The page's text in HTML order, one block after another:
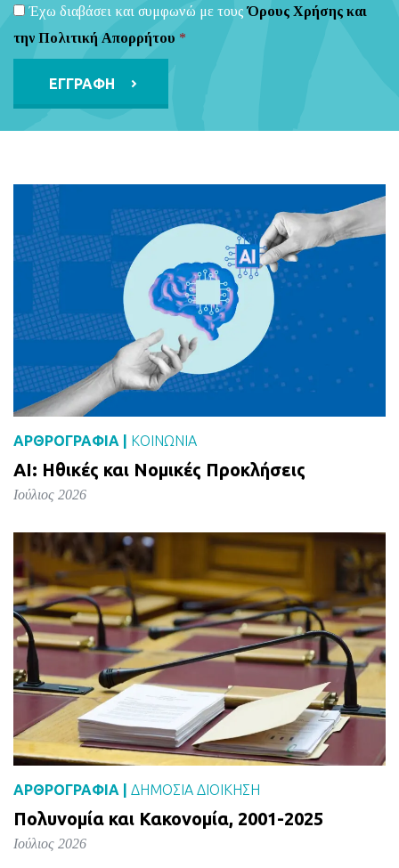
Έχω διαβάσει και συμφωνώ με τουςΌρους Χρήσης και
την Πολιτική Απορρήτου *
ΑΡΘΡΟΓΡΑΦΙΑ | ΚΟΙΝΩΝΙΑ
AI: Ηθικές και Νομικές Προκλήσεις
Ιούλιος 2026
ΑΡΘΡΟΓΡΑΦΙΑ | ΔΗΜΌΣΙΑ ΔΙΟΊΚΗΣΗ
Πολυνομία και Κακονομία, 2001-2025
Ιούλιος 2026